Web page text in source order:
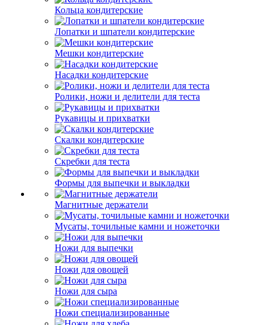
Кольца кондитерские
Лопатки и шпатели кондитерские
Мешки кондитерские
Насадки кондитерские
Ролики, ножи и делители для теста
Рукавицы и прихватки
Скалки кондитерские
Скребки для теста
Формы для выпечки и выкладки
Магнитные держатели
Мусаты, точильные камни и ножеточки
Ножи для выпечки
Ножи для овощей
Ножи для сыра
Ножи специализированные